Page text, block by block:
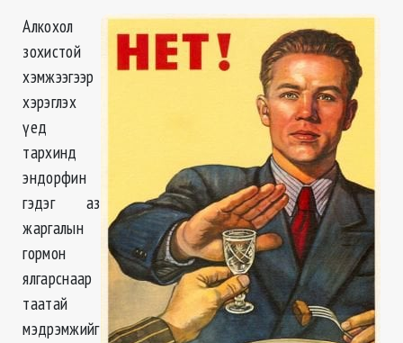
Алкохол
зохистой
хэмжээгээр
хэрэглэх
үед
тархинд
эндорфин
гэдэг аз
жаргалын
гормон
ялгарснаар
таатай
мэдрэмжийг